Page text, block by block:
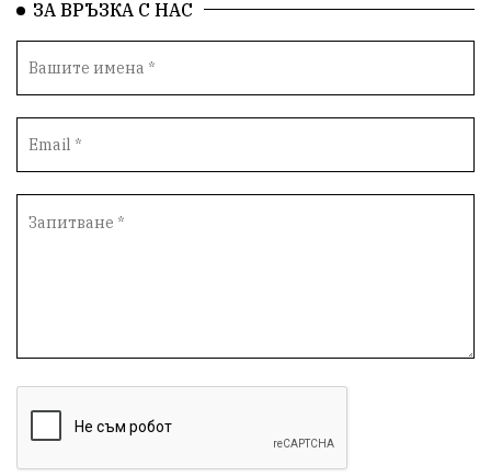
Опера
„Исторически парк“
рекет, натиск и изнудване
ЗА ВРЪЗКА С НАС